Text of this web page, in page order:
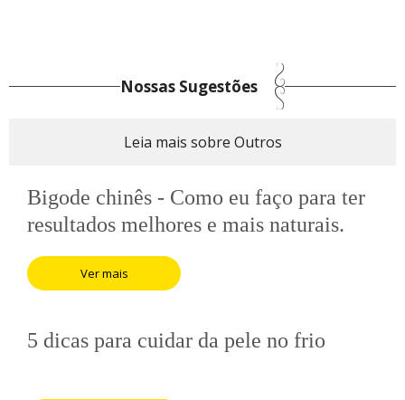
Nossas Sugestões
Leia mais sobre Outros
Bigode chinês - Como eu faço para ter
resultados melhores e mais naturais.
Ver mais
5 dicas para cuidar da pele no frio